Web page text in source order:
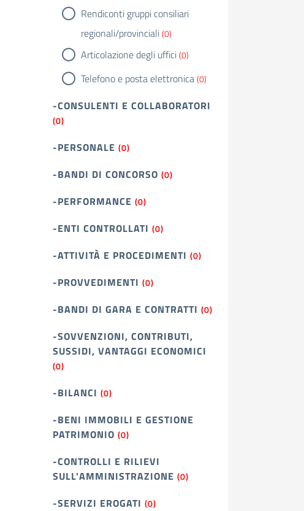
Rendiconti gruppi consiliari
regionali/provinciali(0)
Articolazione degli uffici(0)
Telefono e posta elettronica(0)
-CONSULENTI E COLLABORATORI
(0)
-PERSONALE (0)
-BANDI DI CONCORSO (0)
-PERFORMANCE (0)
-ENTI CONTROLLATI (0)
-ATTIVITÀ E PROCEDIMENTI (0)
-PROVVEDIMENTI (0)
-BANDI DI GARA E CONTRATTI (0)
-SOVVENZIONI, CONTRIBUTI,
SUSSIDI, VANTAGGI ECONOMICI
(0)
-BILANCI (0)
-BENI IMMOBILI E GESTIONE
PATRIMONIO (0)
-CONTROLLI E RILIEVI
SULL'AMMINISTRAZIONE (0)
-SERVIZI EROGATI (0)